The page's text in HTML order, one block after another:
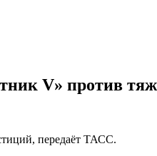
V» против
передаёт ТАСС.